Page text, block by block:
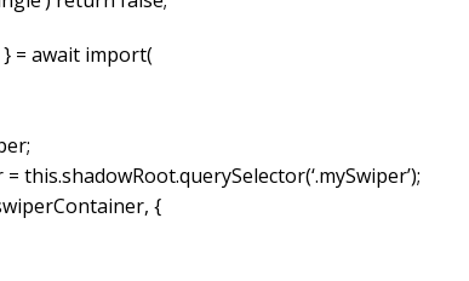
= await import(
this.shadowRoot.querySelector(‘.mySwiper’);
{